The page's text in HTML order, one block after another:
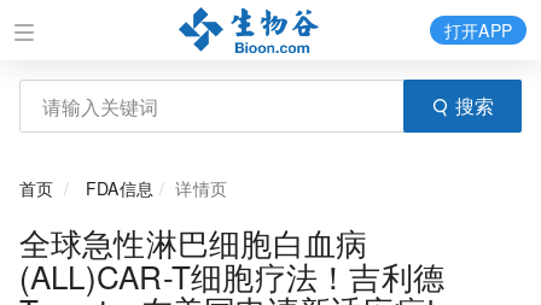
搜索
打开APP
首页 FDA信息 详情页
全球急性淋巴细胞白血病
(ALL)CAR-T细胞疗法！吉利德